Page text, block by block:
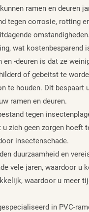
ramen en deuren
tegen corrosie, rotting
wat kostenbesparend
en -deuren is dat ze
of gebeitst te
te houden. Dit bespaart
ramen en deuren.
tegen
zich geen zorgen hoeft
insectenschade.
duurzaamheid en
vele jaren, waardoor u
waardoor u meer
in PVC-